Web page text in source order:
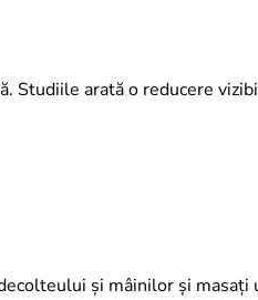
Studiile arată o reducere
și mâinilor și masați